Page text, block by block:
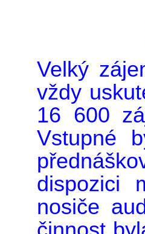
Velký
vždy
16 600
Vstupné
dispozici
nosiče